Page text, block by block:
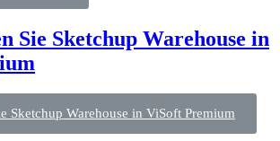
Sie Sketchup Warehouse in
Sketchup Warehouse in ViSoft Premium